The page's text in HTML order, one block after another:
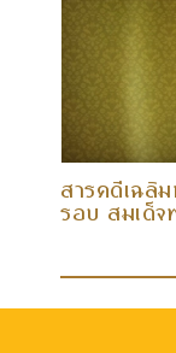
สารคดีเฉลิ
รอบ สมเด็